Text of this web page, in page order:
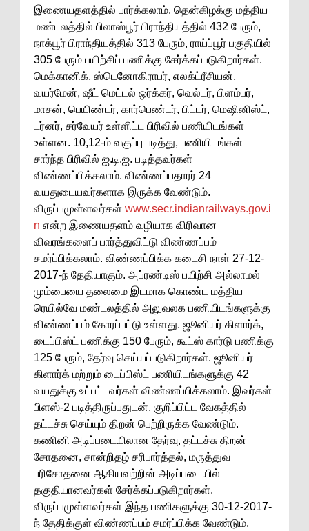
இணையதளத்தில் பார்க்கலாம். தென்கிழக்கு மத்திய
மண்டலத்தில் பிலாஸ்பூர் பிராந்தியத்தில் 432 பேரும்,
நாக்பூர் பிராந்தியத்தில் 313 பேரும், ராய்ப்பூர் பகுதியில்
305 பேரும் பயிற்சிப் பணிக்கு சேர்க்கப்படுகிறார்கள்.
மெக்கானிக், ஸ்டெனோகிராபர், எலக்ட்ரீசியன்,
வயர்மேன், ஷீட் மெட்டல் ஒர்க்கர், வெல்டர், பிளம்பர்,
மாசன், பெயிண்டர், கார்பெண்டர், பிட்டர், மெஷினிஸ்ட்,
டர்னர், சர்வேயர் உள்ளிட்ட பிரிவில் பணியிடங்கள்
உள்ளன. 10,12-ம் வகுப்பு படித்து, பணியிடங்கள்
சார்ந்த பிரிவில் ஐ.டி.ஐ. படித்தவர்கள்
விண்ணப்பிக்கலாம். விண்ணப்பதாரர் 24
வயதுடையவர்களாக இருக்க வேண்டும்.
விருப்பமுள்ளவர்கள் www.secr.indianrailways.gov.i
n என்ற இணையதளம் வழியாக விரிவான
விவரங்களைப் பார்த்துவிட்டு விண்ணப்பம்
சமர்ப்பிக்கலாம். விண்ணப்பிக்க கடைசி நாள் 27-12-
2017-ந் தேதியாகும். அப்ரண்டிஸ் பயிற்சி அல்லாமல்
மும்பையை தலைமை இடமாக கொண்ட மத்திய
ரெயில்வே மண்டலத்தில் அலுவலக பணியிடங்களுக்கு
விண்ணப்பம் கோரப்பட்டு உள்ளது. ஜூனியர் கிளார்க்,
டைப்பிஸ்ட் பணிக்கு 150 பேரும், கூட்ஸ் கார்டு பணிக்கு
125 பேரும், தேர்வு செய்யப்படுகிறார்கள். ஜூனியர்
கிளார்க் மற்றும் டைப்பிஸ்ட் பணியிடங்களுக்கு 42
வயதுக்கு உட்பட்டவர்கள் விண்ணப்பிக்கலாம். இவர்கள்
பிளஸ்-2 படித்திருப்பதுடன், குறிப்பிட்ட வேகத்தில்
தட்டச்சு செய்யும் திறன் பெற்றிருக்க வேண்டும்.
கணினி அடிப்படையிலான தேர்வு, தட்டச்சு திறன்
சோதனை, சான்றிதழ் சரிபார்த்தல், மருத்துவ
பரிசோதனை ஆகியவற்றின் அடிப்படையில்
தகுதியானவர்கள் சேர்க்கப்படுகிறார்கள்.
விருப்பமுள்ளவர்கள் இந்த பணிகளுக்கு 30-12-2017-
ந் தேதிக்குள் விண்ணப்பம் சமர்ப்பிக்க வேண்டும்.